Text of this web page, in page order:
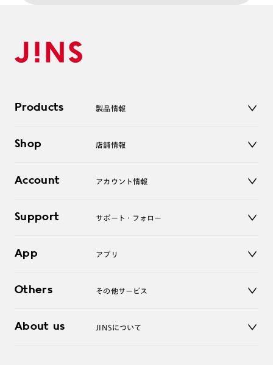
Products 製品情報
サングラス
コンタクトレンズ
アクセサリー
Shop 店舗情報
オンラインショップ
Account アカウント情報
ログアウト
Support サポート・フォロー
よくあるご質問
お問い合わせ
App アプリ
Others その他サービス
レンズ交換
About us JINSについて